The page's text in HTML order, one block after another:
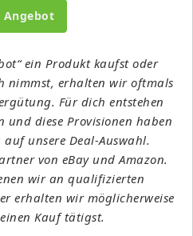
Angebot
ein Produkt kaufst oder
nimmst, erhalten wir oftmals
Für dich entstehen
und diese Provisionen haben
unsere Deal-Auswahl.
von eBay und Amazon.
wir an qualifizierten
erhalten wir möglicherweise
Kauf tätigst.